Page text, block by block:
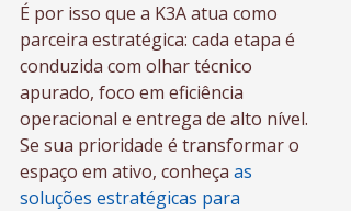
É por isso que a K3A atua como
parceira estratégica: cada etapa é
conduzida com olhar técnico
apurado, foco em eficiência
operacional e entrega de alto nível.
Se sua prioridade é transformar o
espaço em ativo, conheça as
soluções estratégicas para